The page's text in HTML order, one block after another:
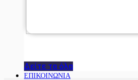
Δείτε τα όλα
ΕΠΙΚΟΙΝΩΝΙΑ